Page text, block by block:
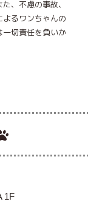
、不慮の事故、
るワンちゃんの
切責任を負いか
1F